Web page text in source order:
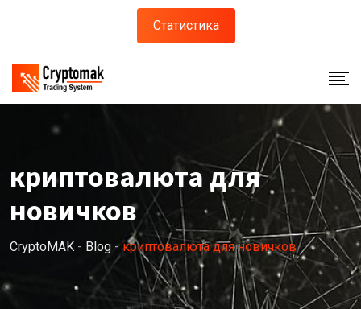
content
Статистика
криптовалюта для
новичков
CryptoMAK - Blog - криптовалюта для новичков